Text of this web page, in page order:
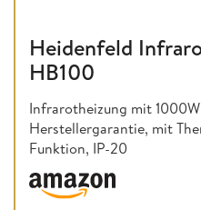
Heidenfeld
HB100
Infrarotheizung mit
Herstellergarantie, mit
Funktion, IP-20